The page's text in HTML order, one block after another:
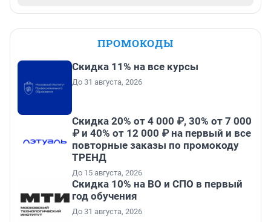
ПРОМОКОДЫ
Скидка 11% на все курсы
До 31 августа, 2026
Скидка 20% от 4 000 ₽, 30% от 7 000
₽ и 40% от 12 000 ₽ на первый и все
повторные заказы по промокоду
ТРЕНД
До 15 августа, 2026
Скидка 10% на ВО и СПО в первый
год обучения
До 31 августа, 2026